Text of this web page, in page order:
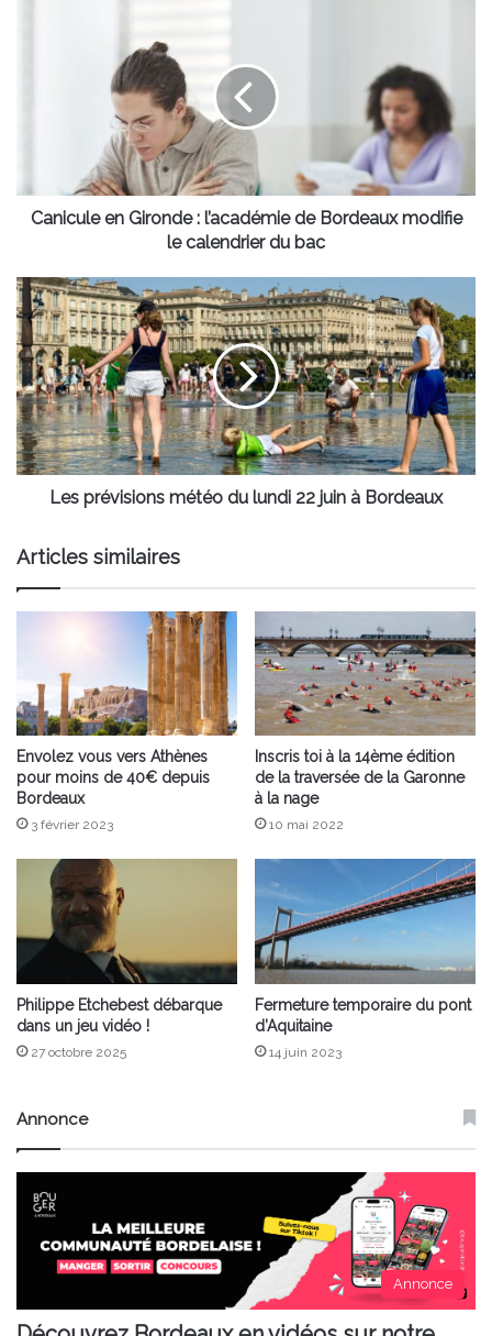
le
calendrier
Canicule en Gironde : l’académie de Bordeaux modifie
le calendrier du bac
Les
prévisions
météo
du
lundi
22
juin
à
Bordeaux
Les prévisions météo du lundi 22 juin à Bordeaux
Articles similaires
Envolez vous vers Athènes
pour moins de 40€ depuis
Bordeaux
3 février 2023
Inscris toi à la 14ème édition
de la traversée de la Garonne
à la nage
10 mai 2022
Philippe Etchebest débarque
dans un jeu vidéo !
27 octobre 2025
Fermeture temporaire du pont
d’Aquitaine
14 juin 2023
Annonce
Annonce